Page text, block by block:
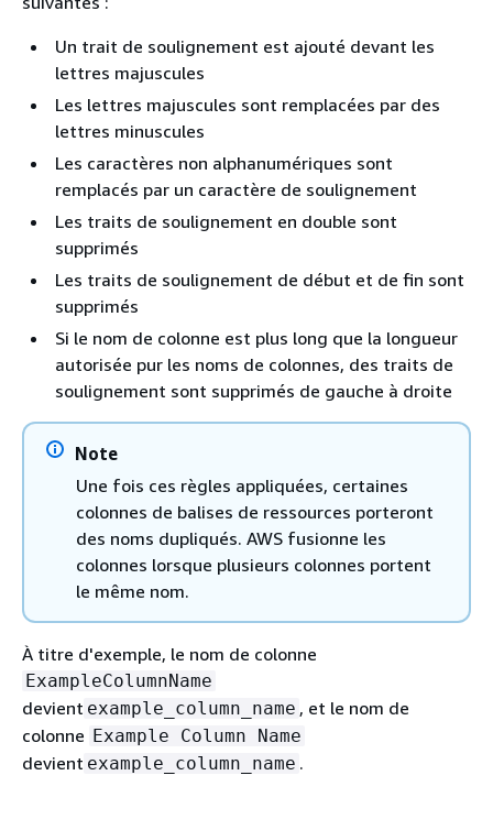
Un trait de soulignement est ajouté devant les
lettres majuscules
Les lettres majuscules sont remplacées par des
lettres minuscules
Les caractères non alphanumériques sont
remplacés par un caractère de soulignement
Les traits de soulignement en double sont
supprimés
Les traits de soulignement de début et de fin sont
supprimés
Si le nom de colonne est plus long que la longueur
autorisée pur les noms de colonnes, des traits de
soulignement sont supprimés de gauche à droite
Note
Une fois ces règles appliquées, certaines
colonnes de balises de ressources porteront
des noms dupliqués. AWS fusionne les
colonnes lorsque plusieurs colonnes portent
le même nom.
À titre d'exemple, le nom de colonne
ExampleColumnName
devient example_column_name , et le nom de
colonne Example Column Name
devient example_column_name .